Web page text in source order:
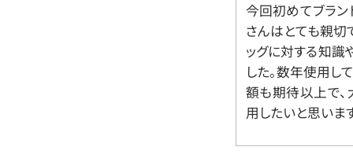
今回初めてブラン
さんはとても親切
ッグに対する知識
した。数年使用し
額も期待以上で、
用したいと思いま